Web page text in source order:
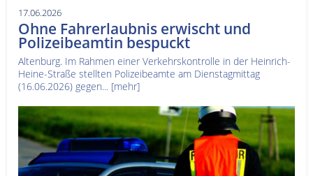
17.06.2026
Ohne Fahrerlaubnis erwischt und
Polizeibeamtin bespuckt
Altenburg. Im Rahmen einer Verkehrskontrolle in der Heinrich-
Heine-Straße stellten Polizeibeamte am Dienstagmittag
(16.06.2026) gegen... [mehr]